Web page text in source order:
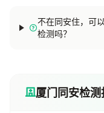
不在同安住，可
检测吗？
厦门同安检测